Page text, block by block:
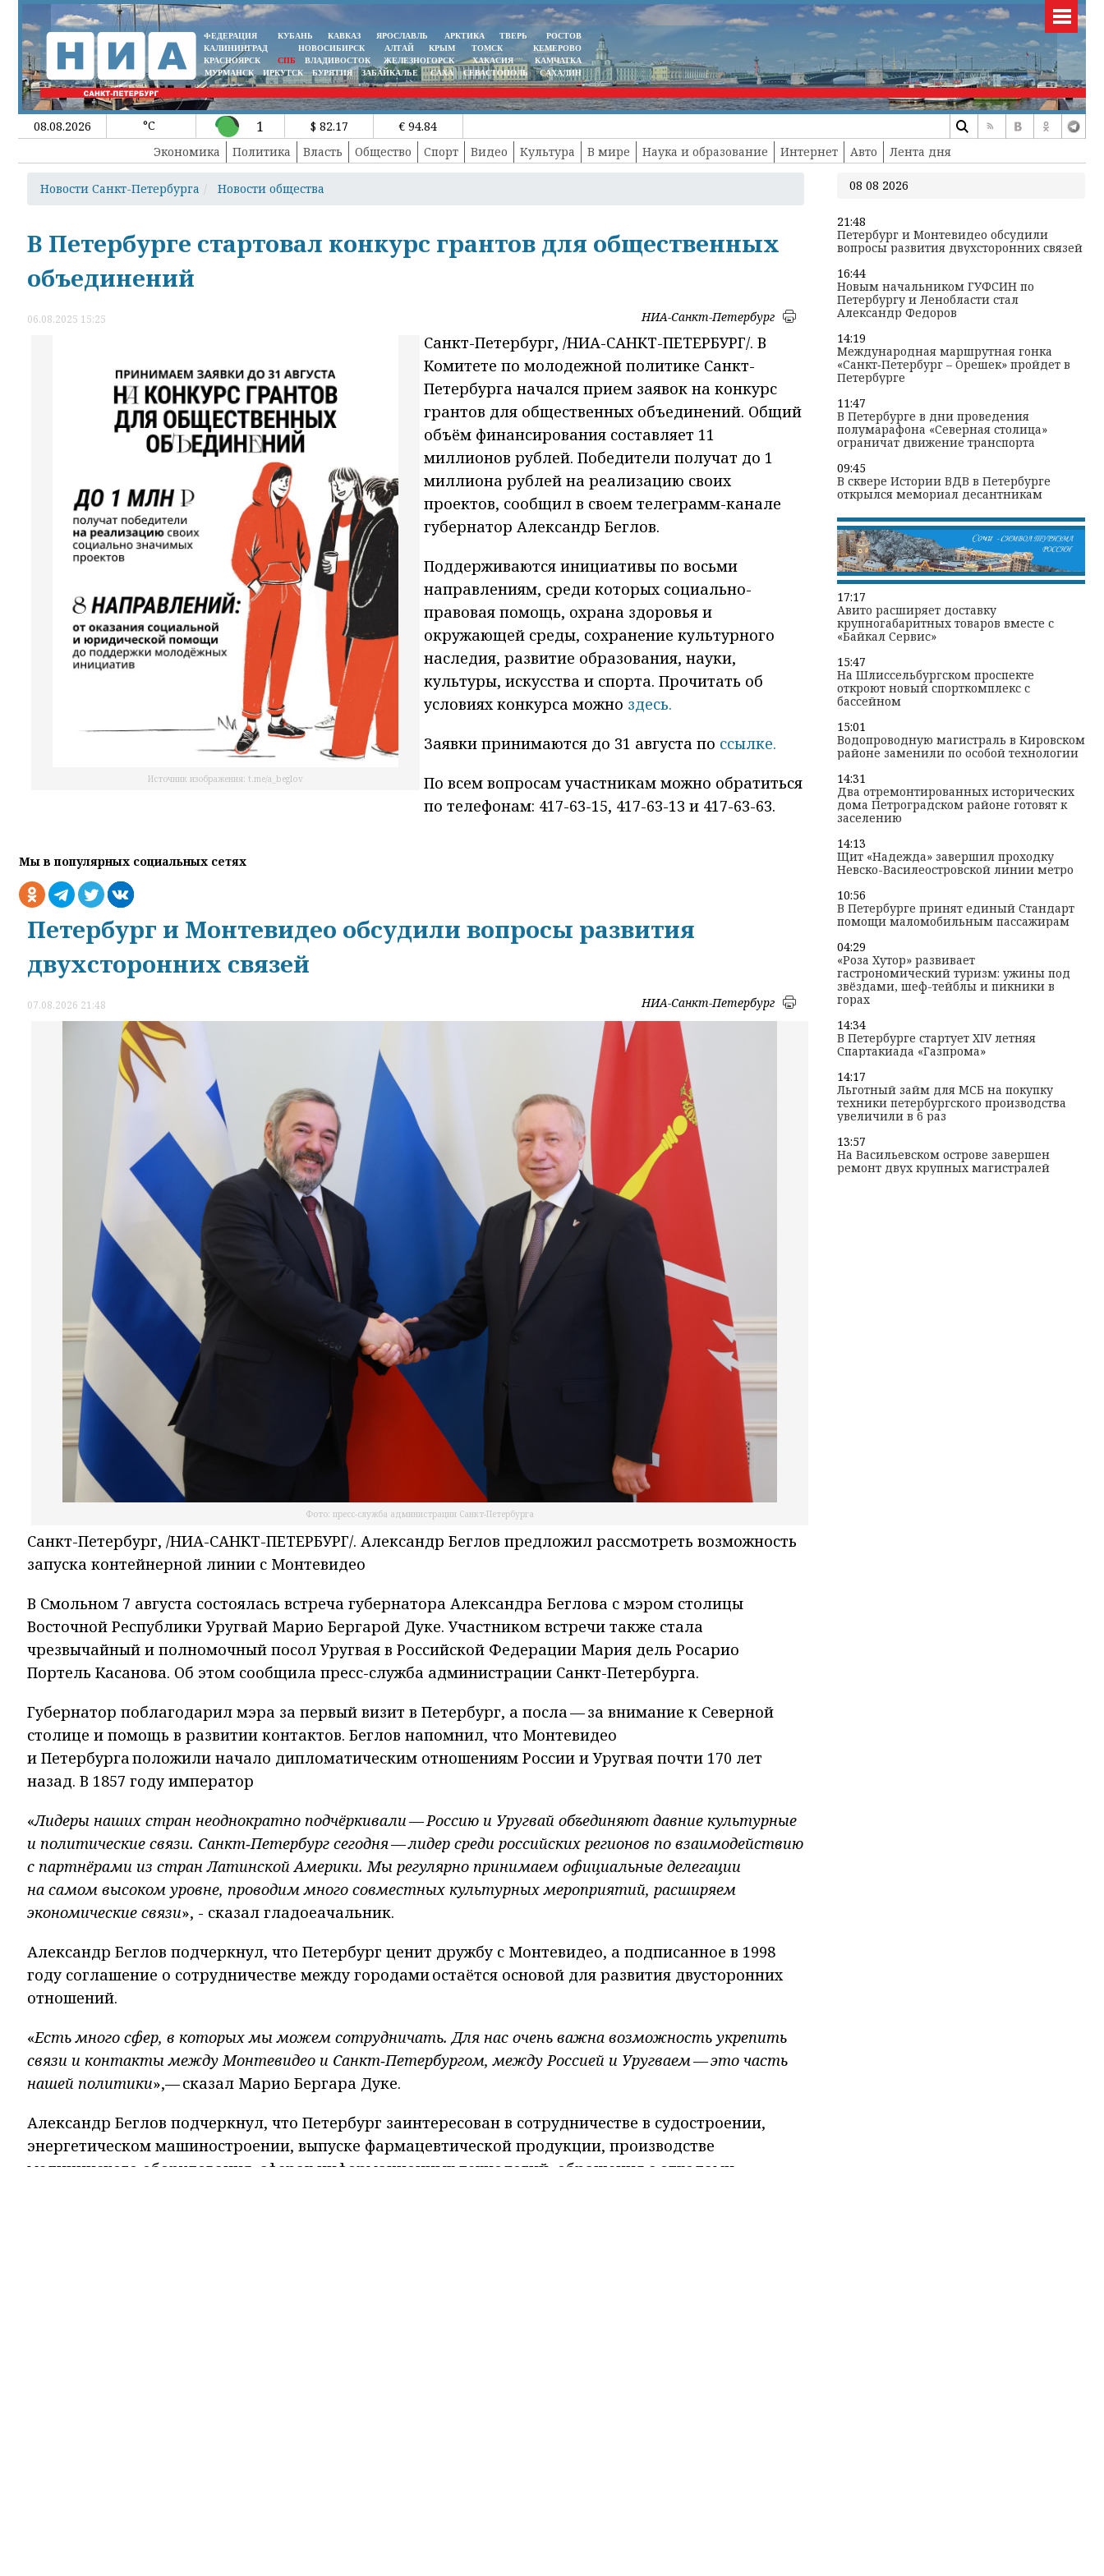
ФЕДЕРАЦИЯ КУБАНЬ КАВКАЗ ЯРОСЛАВЛЬ АРКТИКА ТВЕРЬ
РОСТОВ
КАЛИНИНГРАД
НОВОСИБИРСК АЛТАЙ КРЫМ ТОМСК
КЕМЕРОВО
КРАСНОЯРСК
СПБ ВЛАДИВОСТОК ЖЕЛЕЗНОГОРСК ХАКАСИЯ
КАМЧАТКА
МУРМАНСК
ИРКУТСК БУРЯТИЯ ЗАБАЙКАЛЬЕ САХА СЕВАСТОПОЛЬ САХАЛИН
08.08.2026 °C 1 $ 82.17
€ 94.84
Экономика
Политика Власть Общество Спорт Видео Культура В мире Наука и образование Интернет Авто Лента дня
Новости Санкт-Петербурга Новости общества
В Петербурге стартовал конкурс грантов для общественных
объединений
06.08.2025 15:25 НИА-Санкт-Петербург
Источник изображения: t.me/a_beglov
Санкт-Петербург, /НИА-САНКТ-ПЕТЕРБУРГ/. В
Комитете по молодежной политике Санкт-
Петербурга начался прием заявок на конкурс
грантов для общественных объединений. Общий
объём финансирования составляет 11
миллионов рублей. Победители получат до 1
миллиона рублей на реализацию своих
проектов, сообщил в своем телеграмм-канале
губернатор Александр Беглов.
Поддерживаются инициативы по восьми
направлениям, среди которых социально-
правовая помощь, охрана здоровья и
окружающей среды, сохранение культурного
наследия, развитие образования, науки,
культуры, искусства и спорта. Прочитать об
условиях конкурса можно здесь.
Заявки принимаются до 31 августа по ссылке.
По всем вопросам участникам можно обратиться
по телефонам: 417-63-15, 417-63-13 и 417-63-63.
Мы в популярных социальных сетях
Петербург и Монтевидео обсудили вопросы развития
двухсторонних связей
07.08.2026 21:48 НИА-Санкт-Петербург
Фото: пресс-служба администрации Санкт-Петербурга
Санкт-Петербург, /НИА-САНКТ-ПЕТЕРБУРГ/. Александр Беглов предложил рассмотреть возможность
запуска контейнерной линии с Монтевидео
В Смольном 7 августа состоялась встреча губернатора Александра Беглова с мэром столицы
Восточной Республики Уругвай Марио Бергарой Дуке. Участником встречи также стала
чрезвычайный и полномочный посол Уругвая в Российской Федерации Мария дель Росарио
Портель Касанова. Об этом сообщила пресс-служба администрации Санкт-Петербурга.
Губернатор поблагодарил мэра за первый визит в Петербург, а посла — за внимание к Северной
столице и помощь в развитии контактов. Беглов напомнил, что Монтевидео
и Петербурга положили начало дипломатическим отношениям России и Уругвая почти 170 лет
назад. В 1857 году император
«Лидеры наших стран неоднократно подчёркивали — Россию и Уругвай объединяют давние культурные
и политические связи. Санкт‑Петербург сегодня — лидер среди российских регионов по взаимодействию
с партнёрами из стран Латинской Америки. Мы регулярно принимаем официальные делегации
на самом высоком уровне, проводим много совместных культурных мероприятий, расширяем
экономические связи», - сказал гладоеачальник.
Александр Беглов подчеркнул, что Петербург ценит дружбу с Монтевидео, а подписанное в 1998
году соглашение о сотрудничестве между городами остаётся основой для развития двусторонних
отношений.
«Есть много сфер, в которых мы можем сотрудничать. Для нас очень важна возможность укрепить
связи и контакты между Монтевидео и Санкт‑Петербургом, между Россией и Уругваем — это часть
нашей политики»,— сказал Марио Бергара Дуке.
Александр Беглов подчеркнул, что Петербург заинтересован в сотрудничестве в судостроении,
энергетическом машиностроении, выпуске фармацевтической продукции, производстве
медицинского оборудования, сферах информационных технологий, обращения с отходами
08 08 2026
21:48
Петербург и Монтевидео обсудили
вопросы развития двухсторонних связей
16:44
Новым начальником ГУФСИН по
Петербургу и Ленобласти стал
Александр Федоров
14:19
Международная маршрутная гонка
«Санкт‑Петербург – Орешек» пройдет в
Петербурге
11:47
В Петербурге в дни проведения
полумарафона «Северная столица»
ограничат движение транспорта
09:45
В сквере Истории ВДВ в Петербурге
открылся мемориал десантникам
17:17
Авито расширяет доставку
крупногабаритных товаров вместе с
«Байкал Сервис»
15:47
На Шлиссельбургском проспекте
откроют новый спорткомплекс с
бассейном
15:01
Водопроводную магистраль в Кировском
районе заменили по особой технологии
14:31
Два отремонтированных исторических
дома Петроградском районе готовят к
заселению
14:13
Щит «Надежда» завершил проходку
Невско-Василеостровской линии метро
10:56
В Петербурге принят единый Стандарт
помощи маломобильным пассажирам
04:29
«Роза Хутор» развивает
гастрономический туризм: ужины под
звёздами, шеф-тейблы и пикники в
горах
14:34
В Петербурге стартует XIV летняя
Спартакиада «Газпрома»
14:17
Льготный займ для МСБ на покупку
техники петербургского производства
увеличили в 6 раз
13:57
На Васильевском острове завершен
ремонт двух крупных магистралей